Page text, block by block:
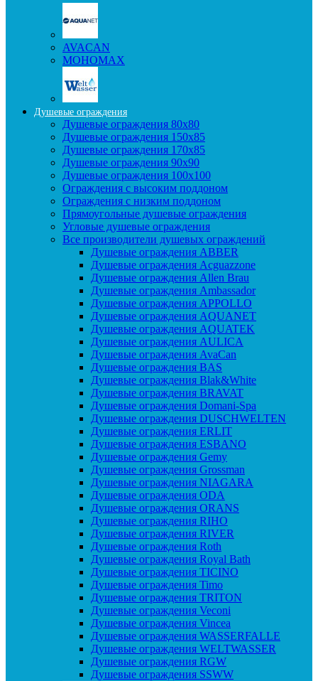
AVACAN
МОНОМАХ
Душевые ограждения
Душевые ограждения 80x80
Душевые ограждения 150x85
Душевые ограждения 170x85
Душевые ограждения 90x90
Душевые ограждения 100x100
Ограждения с высоким поддоном
Ограждения с низким поддоном
Прямоугольные душевые ограждения
Угловые душевые ограждения
Все производители душевых ограждений
Душевые ограждения ABBER
Душевые ограждения Acguazzone
Душевые ограждения Allen Brau
Душевые ограждения Ambassador
Душевые ограждения APPOLLO
Душевые ограждения AQUANET
Душевые ограждения AQUATEK
Душевые ограждения AULICA
Душевые ограждения AvaCan
Душевые ограждения BAS
Душевые ограждения Blak&White
Душевые ограждения BRAVAT
Душевые ограждения Domani-Spa
Душевые ограждения DUSCHWELTEN
Душевые ограждения ERLIT
Душевые ограждения ESBANO
Душевые ограждения Gemy
Душевые ограждения Grossman
Душевые ограждения NIAGARA
Душевые ограждения ODA
Душевые ограждения ORANS
Душевые ограждения RIHO
Душевые ограждения RIVER
Душевые ограждения Roth
Душевые ограждения Royal Bath
Душевые ограждения TICINO
Душевые ограждения Timo
Душевые ограждения TRITON
Душевые ограждения Veconi
Душевые ограждения Vincea
Душевые ограждения WASSERFALLE
Душевые ограждения WELTWASSER
Душевые ограждения RGW
Душевые ограждения SSWW